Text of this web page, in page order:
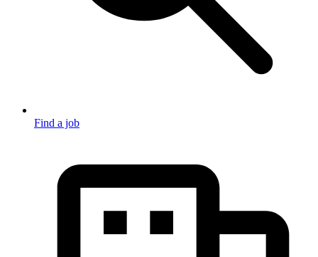
Find a job